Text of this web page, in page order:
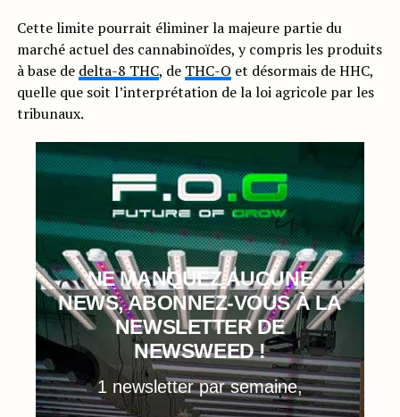
Cette limite pourrait éliminer la majeure partie du
marché actuel des cannabinoïdes, y compris les produits
à base de delta-8 THC, de THC-O et désormais de HHC,
quelle que soit l’interprétation de la loi agricole par les
tribunaux.
NE MANQUEZ AUCUNE
NEWS, ABONNEZ-VOUS À LA
NEWSLETTER DE
NEWSWEED !
1 newsletter par semaine,